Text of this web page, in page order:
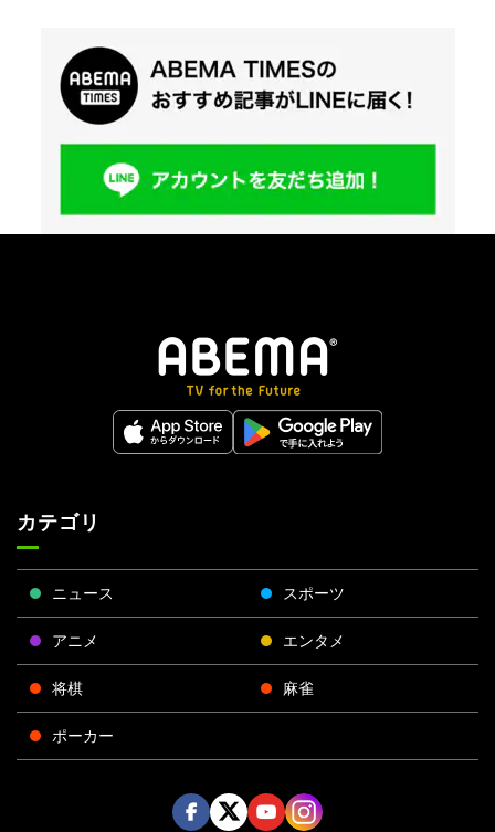
カテゴリ
ニュース スポーツ
アニメ エンタメ
将棋 麻雀
ポーカー